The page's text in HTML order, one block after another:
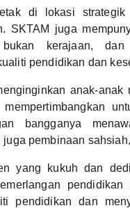
di lokasi
SKTAM juga
kerajaan,
pendidikan dan
anak-
bangganya
juga pembinaan
yang kukuh dan
pendidikan dan